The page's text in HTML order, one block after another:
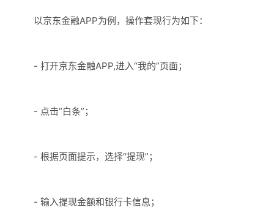
以京东金融APP为例，操作套现行为如下：
- 打开京东金融APP,进入“我的”页面；
- 点击“白条”；
- 根据页面提示，选择“提现”；
- 输入提现金额和银行卡信息；